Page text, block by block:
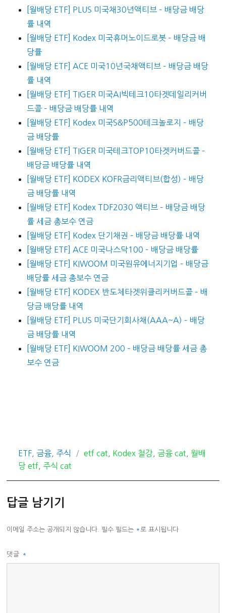
[월배당 ETF] PLUS 미국채30년액티브 – 배당금 배당
률 내역
[월배당 ETF] Kodex 미국휴머노이드로봇 – 배당금 배
당률
[월배당 ETF] ACE 미국10년국채액티브 – 배당금 배당
률 내역
[월배당 ETF] TIGER 미국AI빅테크10타겟데일리커버
드콜 – 배당금 배당률 내역
[월배당 ETF] Kodex 미국S&P500테크놀로지 – 배당
금 배당률
[월배당 ETF] TIGER 미국테크TOP10타겟커버드콜 –
배당금 배당률 내역
[월배당 ETF] KODEX KOFR금리액티브(합성) – 배당
금 배당률 내역
[월배당 ETF] Kodex TDF2030 액티브 – 배당금 배당
률 세금 총보수 연금
[월배당 ETF] Kodex 단기채권 – 배당금 배당률 내역
[월배당 ETF] ACE 미국나스닥100 – 배당금 배당률
[월배당 ETF] KIWOOM 미국원유에너지기업 – 배당금
배당률 세금 총보수 연금
[월배당 ETF] KODEX 반도체타겟위클리커버드콜 – 배
당금 배당률 내역
[월배당 ETF] PLUS 미국단기회사채(AAA~A) – 배당
금 배당률 내역
[월배당 ETF] KIWOOM 200 – 배당금 배당률 세금 총
보수 연금
카
테
ETF 금융 주식
태
etf cat Kodex 철강, 금융 cat
월배
당 etf
주식 cat
답글 남기기
이메일 주소는 공개되지 않습니다. 필수 필드는 *로 표시됩니다
댓글 *